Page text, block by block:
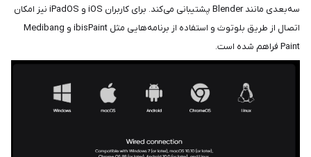
سه‌بعدی مانند Blender پشتیبانی می‌کند. برای کاربران iOS و iPadOS نیز امکان
اتصال از طریق بلوتوث و استفاده از برنامه‌هایی مثل ibisPaint و Medibang
Paint فراهم شده است.